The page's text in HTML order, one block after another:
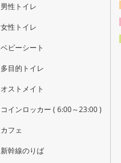
男性トイレ
女性トイレ
ベビーシート
多目的トイレ
オストメイト
コインロッカー( 6:00～23:00 )
カフェ
新幹線のりば